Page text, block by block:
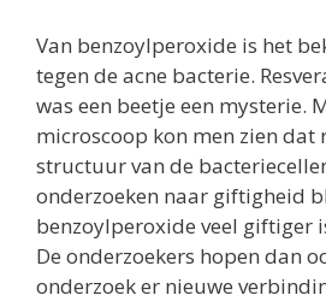
Van benzoylperoxide is het
tegen de acne bacterie.
was een beetje een mysterie.
microscoop kon men zien dat
structuur van de
onderzoeken naar giftigheid
benzoylperoxide veel giftiger
De onderzoekers hopen dan
onderzoek er nieuwe